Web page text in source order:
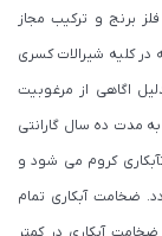
برنج و ترکیب مجاز
کلیه شیرالات کسری
اگاهی از مرغوبیت
مدت ده سال گارانتی
کروم می شود و
ضخامت آبکاری تمام
باشد. این ضخامت آبکاری در کمتر